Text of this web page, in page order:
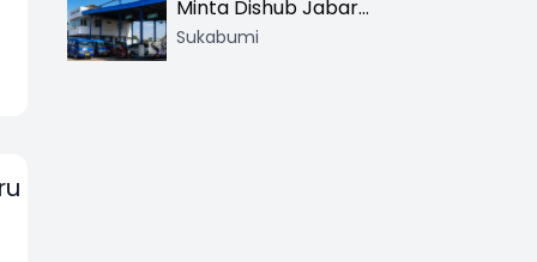
Minta Dishub Jabar
Tertibkan Trayek Ciawi-
Sukabumi